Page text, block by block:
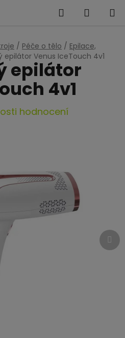
Hledat
/ Péče o tělo / Epilace,
epilátor Venus IceTouch 4v1
epilátor
4v1
hodnocení